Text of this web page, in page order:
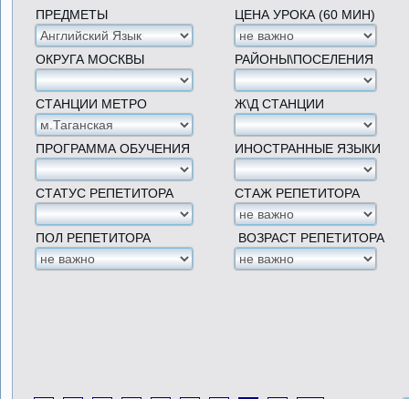
ПРЕДМЕТЫ ЦЕНА УРОКА (60 МИН)
ОКРУГА МОСКВЫ РАЙОНЫ\ПОСЕЛЕНИЯ
СТАНЦИИ МЕТРО Ж\Д СТАНЦИИ
ПРОГРАММА ОБУЧЕНИЯ ИНОСТРАННЫЕ ЯЗЫКИ
СТАТУС РЕПЕТИТОРА СТАЖ РЕПЕТИТОРА
ПОЛ РЕПЕТИТОРА ВОЗРАСТ РЕПЕТИТОРА